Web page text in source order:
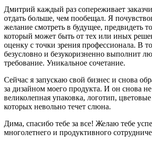
Дмитрий каждый раз сопереживает
отдать больше, чем пообещал. Я
желание смотреть в будущее, предвидеть
который может быть от тех или иных
оценку с точки зрения профессионала. В
безусловно и безукоризненно выполнит
требование. Уникальное сочетание.
Сейчас я запускаю свой бизнес и снова
за дизайном моего продукта. И он снова
великолепная упаковка, логотип,
которых невольно течет слюна.
Дима, спасибо тебе за все! Желаю тебе
многолетнего и продуктивного